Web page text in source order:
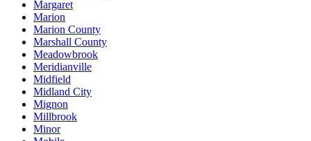
Margaret
Marion
Marion County
Marshall County
Meadowbrook
Meridianville
Midfield
Midland City
Mignon
Millbrook
Minor